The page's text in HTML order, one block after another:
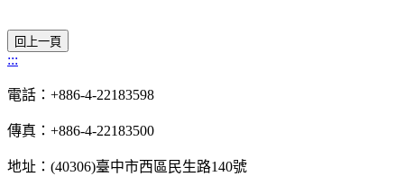
:::
電話：+886-4-22183598
傳真：+886-4-22183500
地址：(40306)臺中市西區民生路140號